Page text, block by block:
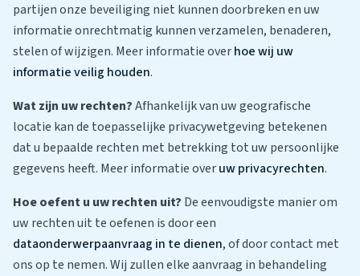
partijen onze beveiliging niet kunnen doorbreken en uw
informatie onrechtmatig kunnen verzamelen, benaderen,
stelen of wijzigen. Meer informatie overhoe wij uw
informatie veilig houden.
Wat zijn uw rechten?Afhankelijk van uw geografische
locatie kan de toepasselijke privacywetgeving betekenen
dat u bepaalde rechten met betrekking tot uw persoonlijke
gegevens heeft. Meer informatie overuw privacyrechten.
Hoe oefent u uw rechten uit? De eenvoudigste manier om
uw rechten uit te oefenen is door een
dataonderwerpaanvraag in te dienen, of door contact met
ons op te nemen. Wij zullen elke aanvraag in behandeling